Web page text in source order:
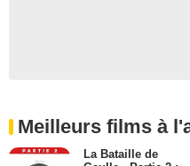
Meilleurs films à
La Bataille de